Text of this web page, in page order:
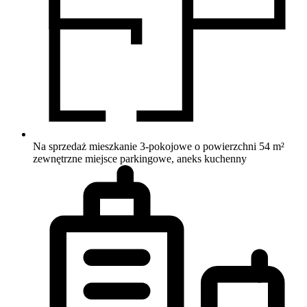
Na sprzedaż mieszkanie 3-pokojowe o powierzchni 54 m²
zewnętrzne miejsce parkingowe, aneks kuchenny